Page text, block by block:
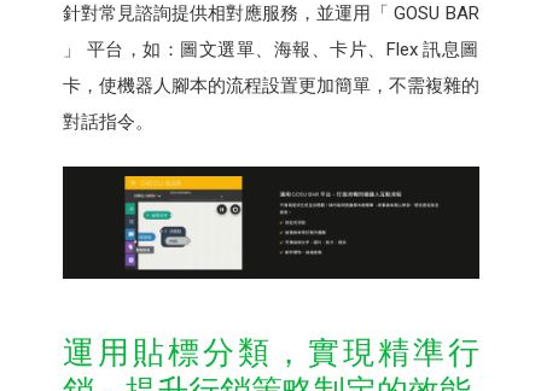
針對常見諮詢提供相對應服務，並運用「 GOSU BAR
」 平台，如：圖文選單、海報、卡片、Flex 訊息圖
卡，使機器人腳本的流程設置更加簡單，不需複雜的
對話指令。
運用貼標分類，實現精準行